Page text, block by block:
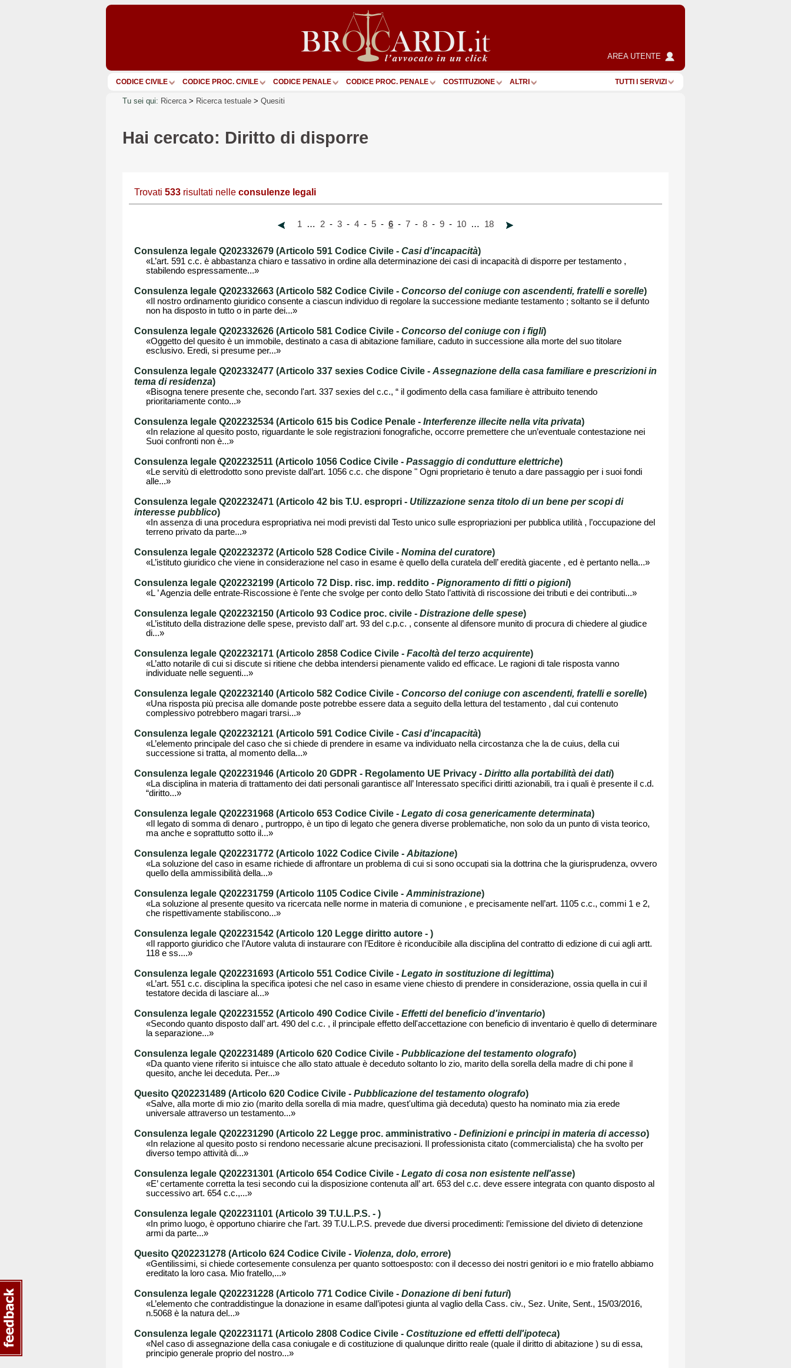
AREA UTENTE
CODICE CIVILE CODICE PROC. CIVILE CODICE PENALE CODICE PROC. PENALE COSTITUZIONE ALTRI TUTTI I SERVIZI
Tu sei qui: Ricerca> Ricerca testuale > Quesiti
Hai cercato: Diritto di disporre
Trovati 533 risultati nelle consulenze legali
1 … 2 - 3 - 4 - 5 - 6 - 7 - 8 - 9 - 10 … 18
Consulenza legale Q202332679 (Articolo 591 Codice Civile - Casi d'incapacità)
«L’art. 591 c.c. è abbastanza chiaro e tassativo in ordine alla determinazione dei casi di incapacità di disporre per testamento ,
stabilendo espressamente...»
Consulenza legale Q202332663 (Articolo 582 Codice Civile - Concorso del coniuge con ascendenti, fratelli e sorelle)
«Il nostro ordinamento giuridico consente a ciascun individuo di regolare la successione mediante testamento ; soltanto se il defunto
non ha disposto in tutto o in parte dei...»
Consulenza legale Q202332626 (Articolo 581 Codice Civile - Concorso del coniuge con i figli)
«Oggetto del quesito è un immobile, destinato a casa di abitazione familiare, caduto in successione alla morte del suo titolare
esclusivo. Eredi, si presume per...»
Consulenza legale Q202332477 (Articolo 337 sexies Codice Civile - Assegnazione della casa familiare e prescrizioni in
tema di residenza)
«Bisogna tenere presente che, secondo l'art. 337 sexies del c.c., “ il godimento della casa familiare è attribuito tenendo
prioritariamente conto...»
Consulenza legale Q202232534 (Articolo 615 bis Codice Penale - Interferenze illecite nella vita privata)
«In relazione al quesito posto, riguardante le sole registrazioni fonografiche, occorre premettere che un’eventuale contestazione nei
Suoi confronti non è...»
Consulenza legale Q202232511 (Articolo 1056 Codice Civile - Passaggio di condutture elettriche)
«Le servitù di elettrodotto sono previste dall’art. 1056 c.c. che dispone " Ogni proprietario è tenuto a dare passaggio per i suoi fondi
alle...»
Consulenza legale Q202232471 (Articolo 42 bis T.U. espropri - Utilizzazione senza titolo di un bene per scopi di
interesse pubblico)
«In assenza di una procedura espropriativa nei modi previsti dal Testo unico sulle espropriazioni per pubblica utilità , l’occupazione del
terreno privato da parte...»
Consulenza legale Q202232372 (Articolo 528 Codice Civile - Nomina del curatore)
«L’istituto giuridico che viene in considerazione nel caso in esame è quello della curatela dell’ eredità giacente , ed è pertanto nella...»
Consulenza legale Q202232199 (Articolo 72 Disp. risc. imp. reddito - Pignoramento di fitti o pigioni)
«L ’ Agenzia delle entrate-Riscossione è l’ente che svolge per conto dello Stato l’attività di riscossione dei tributi e dei contributi...»
Consulenza legale Q202232150 (Articolo 93 Codice proc. civile - Distrazione delle spese)
«L’istituto della distrazione delle spese, previsto dall’ art. 93 del c.p.c. , consente al difensore munito di procura di chiedere al giudice
di...»
Consulenza legale Q202232171 (Articolo 2858 Codice Civile - Facoltà del terzo acquirente)
«L’atto notarile di cui si discute si ritiene che debba intendersi pienamente valido ed efficace. Le ragioni di tale risposta vanno
individuate nelle seguenti...»
Consulenza legale Q202232140 (Articolo 582 Codice Civile - Concorso del coniuge con ascendenti, fratelli e sorelle)
«Una risposta più precisa alle domande poste potrebbe essere data a seguito della lettura del testamento , dal cui contenuto
complessivo potrebbero magari trarsi...»
Consulenza legale Q202232121 (Articolo 591 Codice Civile - Casi d'incapacità)
«L’elemento principale del caso che si chiede di prendere in esame va individuato nella circostanza che la de cuius, della cui
successione si tratta, al momento della...»
Consulenza legale Q202231946 (Articolo 20 GDPR - Regolamento UE Privacy - Diritto alla portabilità dei dati)
«La disciplina in materia di trattamento dei dati personali garantisce all’ Interessato specifici diritti azionabili, tra i quali è presente il c.d.
“diritto...»
Consulenza legale Q202231968 (Articolo 653 Codice Civile - Legato di cosa genericamente determinata)
«Il legato di somma di denaro , purtroppo, è un tipo di legato che genera diverse problematiche, non solo da un punto di vista teorico,
ma anche e soprattutto sotto il...»
Consulenza legale Q202231772 (Articolo 1022 Codice Civile - Abitazione)
«La soluzione del caso in esame richiede di affrontare un problema di cui si sono occupati sia la dottrina che la giurisprudenza, ovvero
quello della ammissibilità della...»
Consulenza legale Q202231759 (Articolo 1105 Codice Civile - Amministrazione)
«La soluzione al presente quesito va ricercata nelle norme in materia di comunione , e precisamente nell’art. 1105 c.c., commi 1 e 2,
che rispettivamente stabiliscono...»
Consulenza legale Q202231542 (Articolo 120 Legge diritto autore - )
«Il rapporto giuridico che l’Autore valuta di instaurare con l’Editore è riconducibile alla disciplina del contratto di edizione di cui agli artt.
118 e ss....»
Consulenza legale Q202231693 (Articolo 551 Codice Civile - Legato in sostituzione di legittima)
«L’art. 551 c.c. disciplina la specifica ipotesi che nel caso in esame viene chiesto di prendere in considerazione, ossia quella in cui il
testatore decida di lasciare al...»
Consulenza legale Q202231552 (Articolo 490 Codice Civile - Effetti del beneficio d'inventario)
«Secondo quanto disposto dall’ art. 490 del c.c. , il principale effetto dell'accettazione con beneficio di inventario è quello di determinare
la separazione...»
Consulenza legale Q202231489 (Articolo 620 Codice Civile - Pubblicazione del testamento olografo)
«Da quanto viene riferito si intuisce che allo stato attuale è deceduto soltanto lo zio, marito della sorella della madre di chi pone il
quesito, anche lei deceduta. Per...»
Quesito Q202231489 (Articolo 620 Codice Civile - Pubblicazione del testamento olografo)
«Salve, alla morte di mio zio (marito della sorella di mia madre, quest'ultima già deceduta) questo ha nominato mia zia erede
universale attraverso un testamento...»
Consulenza legale Q202231290 (Articolo 22 Legge proc. amministrativo - Definizioni e principi in materia di accesso)
«In relazione al quesito posto si rendono necessarie alcune precisazioni. Il professionista citato (commercialista) che ha svolto per
diverso tempo attività di...»
Consulenza legale Q202231301 (Articolo 654 Codice Civile - Legato di cosa non esistente nell'asse)
«E’ certamente corretta la tesi secondo cui la disposizione contenuta all’ art. 653 del c.c. deve essere integrata con quanto disposto al
successivo art. 654 c.c.,...»
Consulenza legale Q202231101 (Articolo 39 T.U.L.P.S. - )
«In primo luogo, è opportuno chiarire che l’art. 39 T.U.L.P.S. prevede due diversi procedimenti: l’emissione del divieto di detenzione
armi da parte...»
Quesito Q202231278 (Articolo 624 Codice Civile - Violenza, dolo, errore)
«Gentilissimi, si chiede cortesemente consulenza per quanto sottoesposto: con il decesso dei nostri genitori io e mio fratello abbiamo
ereditato la loro casa. Mio fratello,...»
Consulenza legale Q202231228 (Articolo 771 Codice Civile - Donazione di beni futuri)
«L’elemento che contraddistingue la donazione in esame dall’ipotesi giunta al vaglio della Cass. civ., Sez. Unite, Sent., 15/03/2016,
n.5068 è la natura del...»
Consulenza legale Q202231171 (Articolo 2808 Codice Civile - Costituzione ed effetti dell'ipoteca)
«Nel caso di assegnazione della casa coniugale e di costituzione di qualunque diritto reale (quale il diritto di abitazione ) su di essa,
principio generale proprio del nostro...»